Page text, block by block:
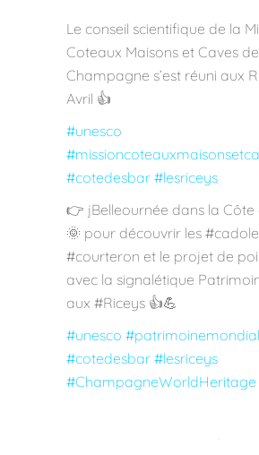
Le conseil scientifique de la
Coteaux Maisons et Caves de
Champagne s’est réuni aux
Avril 👍
#unesco
#cotedesbar #lesriceys
👉 jBelleournée dans la Côte
🌞 pour découvrir les
#courteron et le projet de
avec la signalétique
aux #Riceys 👍💪
#unesco #patrimoinemondial
#cotedesbar #lesriceys
#ChampagneWorldHeritage